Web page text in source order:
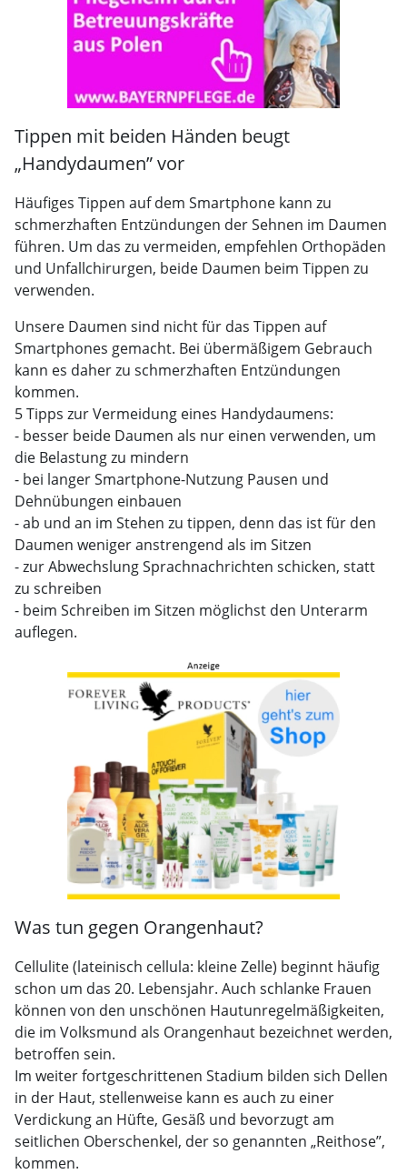
Tippen mit beiden Händen beugt
„Handydaumen” vor
Häufiges Tippen auf dem Smartphone kann zu
schmerzhaften Entzündungen der Sehnen im Daumen
führen. Um das zu vermeiden, empfehlen Orthopäden
und Unfallchirurgen, beide Daumen beim Tippen zu
verwenden.
Unsere Daumen sind nicht für das Tippen auf
Smartphones gemacht. Bei übermäßigem Gebrauch
kann es daher zu schmerzhaften Entzündungen
kommen.
5 Tipps zur Vermeidung eines Handydaumens:
- besser beide Daumen als nur einen verwenden, um
die Belastung zu mindern
- bei langer Smartphone-Nutzung Pausen und
Dehnübungen einbauen
- ab und an im Stehen zu tippen, denn das ist für den
Daumen weniger anstrengend als im Sitzen
- zur Abwechslung Sprachnachrichten schicken, statt
zu schreiben
- beim Schreiben im Sitzen möglichst den Unterarm
auflegen.
Was tun gegen Orangenhaut?
Cellulite (lateinisch cellula: kleine Zelle) beginnt häufig
schon um das 20. Lebensjahr. Auch schlanke Frauen
können von den unschönen Hautunregelmäßigkeiten,
die im Volksmund als Orangenhaut bezeichnet werden,
betroffen sein.
Im weiter fortgeschrittenen Stadium bilden sich Dellen
in der Haut, stellenweise kann es auch zu einer
Verdickung an Hüfte, Gesäß und bevorzugt am
seitlichen Oberschenkel, der so genannten „Reithose”,
kommen.